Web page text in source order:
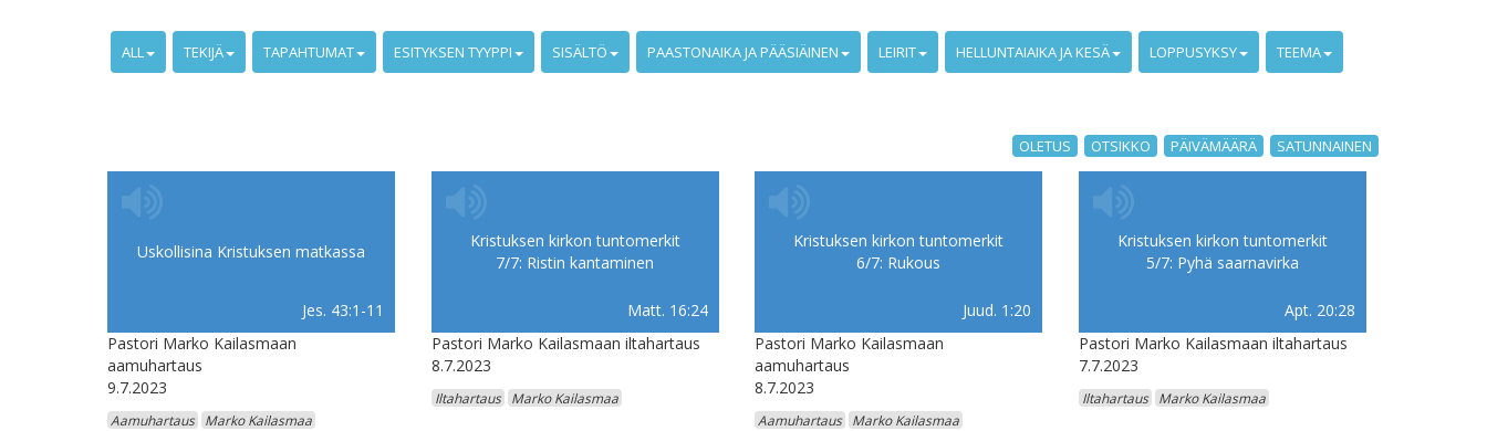
ALL TEKIJÄ TAPAHTUMAT ESITYKSEN TYYPPI SISÄLTÖ PAASTONAIKA JA PÄÄSIÄINEN LEIRIT HELLUNTAIAIKA JA KESÄ LOPPUSYKSY TEEMA
OLETUS OTSIKKO PÄIVÄMÄÄRÄ SATUNNAINEN
Uskollisina Kristuksen matkassa
Jes. 43:1-11
Pastori Marko Kailasmaan
aamuhartaus
9.7.2023
Aamuhartaus Marko Kailasmaa
Kristuksen kirkon tuntomerkit
7/7: Ristin kantaminen
Matt. 16:24
Pastori Marko Kailasmaan iltahartaus
8.7.2023
Iltahartaus Marko Kailasmaa
Kristuksen kirkon tuntomerkit
6/7: Rukous
Juud. 1:20
Pastori Marko Kailasmaan
aamuhartaus
8.7.2023
Aamuhartaus Marko Kailasmaa
Kristuksen kirkon tuntomerkit
5/7: Pyhä saarnavirka
Apt. 20:28
Pastori Marko Kailasmaan iltahartaus
7.7.2023
Iltahartaus Marko Kailasmaa